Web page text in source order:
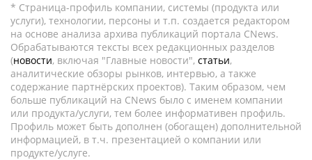
* Страница-профиль компании, системы (продукта или
услуги), технологии, персоны и т.п. создается редактором
на основе анализа архива публикаций портала CNews.
Обрабатываются тексты всех редакционных разделов
(новости, включая "Главные новости", статьи,
аналитические обзоры рынков, интервью, а также
содержание партнёрских проектов). Таким образом, чем
больше публикаций на CNews было с именем компании
или продукта/услуги, тем более информативен профиль.
Профиль может быть дополнен (обогащен) дополнительной
информацией, в т.ч. презентацией о компании или
продукте/услуге.